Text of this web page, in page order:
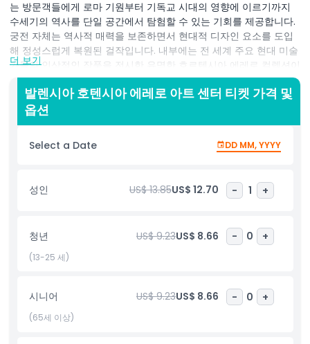
는 방문객들에게 로마 기원부터 기독교 시대의 영향에 이르기까지
수세기의 역사를 단일 공간에서 탐험할 수 있는 기회를 제공합니다.
궁전 자체는 역사적 매력을 보존하면서 현대적 디자인 요소를 도입
해 정성스럽게 복원된 걸작입니다. 내부에는 전 세계 주요 현대 미술
가들의 인상적인 작품을 전시한 유명한 호르텐시아 에레로 컬렉션이
있습니다. 역사적인 건축물과 현대 미술의 조화는 예술 애호가와 역
사 애호가 모두에게 진정 잊을 수 없는 경험을 선사합니다. 일반 입
장권으로 방문객들은 자신의 속도에 맞춰 건물을 탐방할 수 있어 장
소의 세부 사항, 숨겨진 구석, 그리고 흥미로운 이야기들을 온전히 감
상할 수 있습니다. 각 방은 발렌시아의 풍부한 문화 유산의 다른 장
을 반영합니다. 예술, 역사 또는 건축에 관심이 있다면 호르텐시아 에
과거와 현재를 아름답게 연결하는 필수 방문 명소입니다.
포함 사항
아동 성인 정책
더 보기
발렌시아 호텐시아 에레로 아트 센터 티켓 가격 및
옵션
Select a Date DD MM, YYYY
성인 US$ 13.85US$ 12.70 - 1 +
청년 US$ 9.23US$ 8.66 - 0 +
(13-25 세)
시니어 US$ 9.23US$ 8.66 - 0 +
(65세 이상)